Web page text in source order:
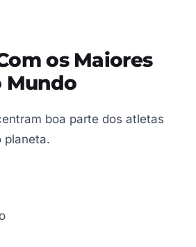
os Maiores
Mundo
boa parte dos atletas
planeta.